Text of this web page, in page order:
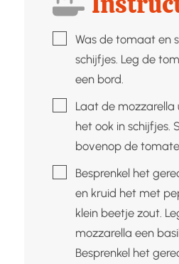
▢Was de tomaat en
schijfjes. Leg de
een bord.
▢Laat de mozzarella
het ook in schijfjes.
bovenop de
▢Besprenkel het
en kruid het met
klein beetje zout.
mozzarella een
Besprenkel het